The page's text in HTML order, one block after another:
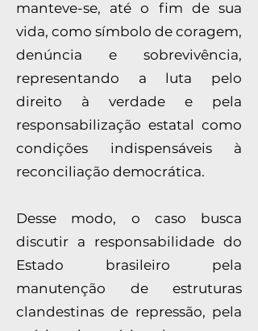
manteve-se, até o fim de sua
vida, como símbolo de coragem,
denúncia e sobrevivência,
representando a luta pelo
direito à verdade e pela
responsabilização estatal como
condições indispensáveis à
reconciliação democrática.
Desse modo, o caso busca
discutir a responsabilidade do
Estado brasileiro pela
manutenção de estruturas
clandestinas de repressão, pela